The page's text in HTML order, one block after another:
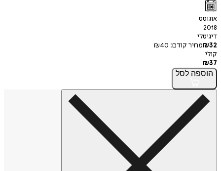
אוגוסט
2018
דיגיטלי
₪32 מחיר קודם: ₪40
קולי
₪37
הוספה לסל